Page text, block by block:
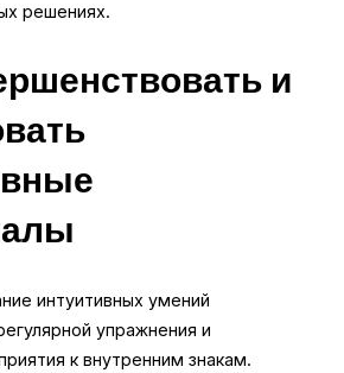
решениях.
и
интуитивных умений
упражнения и
к внутренним знакам.